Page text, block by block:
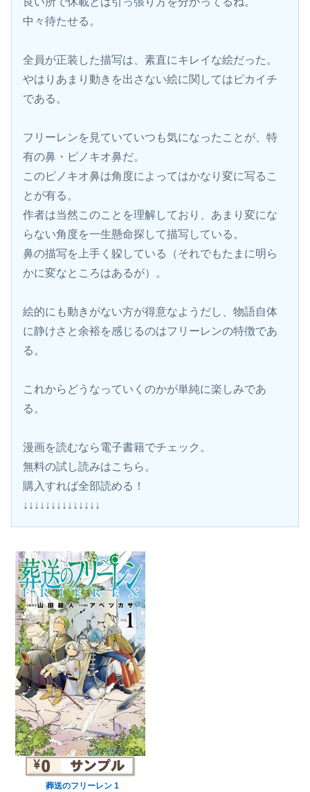
中々待たせる。
全員が正装した描写は、素直にキレイな絵だった。
やはりあまり動きを出さない絵に関してはピカイチ
である。
フリーレンを見ていていつも気になったことが、特
有の鼻・ピノキオ鼻だ。
このピノキオ鼻は角度によってはかなり変に写るこ
とが有る。
作者は当然このことを理解しており、あまり変にな
らない角度を一生懸命探して描写している。
鼻の描写を上手く躱している（それでもたまに明ら
かに変なところはあるが）。
絵的にも動きがない方が得意なようだし、物語自体
に静けさと余裕を感じるのはフリーレンの特徴であ
る。
これからどうなっていくのかが単純に楽しみであ
る。
漫画を読むなら電子書籍でチェック。
無料の試し読みはこちら。
購入すれば全部読める！
↓↓↓↓↓↓↓↓↓↓↓↓↓↓
葬送のフリーレン 1